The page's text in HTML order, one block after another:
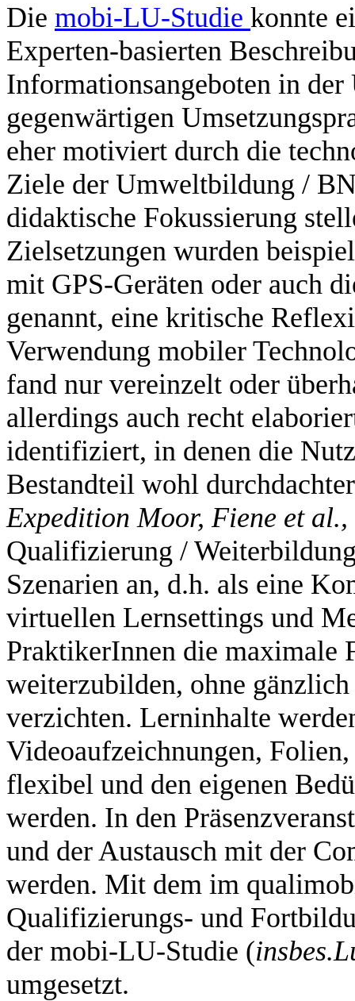
Die mobi-LU-Studie konnte
Experten-basierten
Informationsangeboten in
gegenwärtigen
eher motiviert durch die
Ziele der Umweltbildung /
didaktische Fokussierung
Zielsetzungen wurden
mit GPS-Geräten oder auch
genannt, eine kritische
Verwendung mobiler
fand nur vereinzelt oder
allerdings auch recht
identifiziert, in denen die
Bestandteil wohl
Expedition Moor, Fiene et al.,
Qualifizierung /
Szenarien an, d.h. als eine
virtuellen Lernsettings und
PraktikerInnen die maximale
weiterzubilden, ohne
verzichten. Lerninhalte
Videoaufzeichnungen,
flexibel und den eigenen
werden. In den
und der Austausch mit der
werden. Mit dem im
Qualifizierungs- und
der mobi-LU-Studie (insbes.
umgesetzt.